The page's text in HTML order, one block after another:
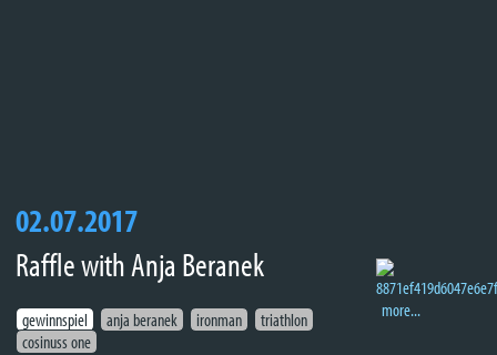
02.07.2017
Raffle with Anja Beranek
gewinnspiel anja beranek ironman
triathlon
cosinuss one
more...